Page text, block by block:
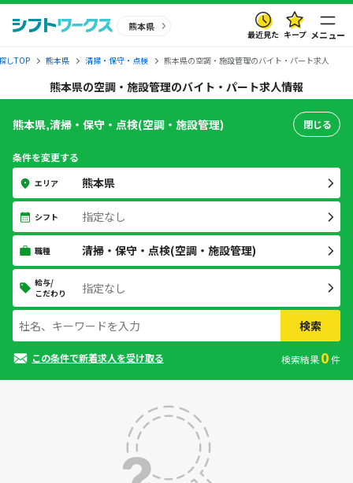
熊本県
最近見た キープ メニュー
しTOP 熊本県 清掃・保守・点検 熊本県の空調・施設管理のバイト・パート求人
熊本県の空調・施設管理のバイト・パート求人情報
熊本県,清掃・保守・点検(空調・施設管理) 閉じる
条件を変更する
エリア 熊本県
シフト 指定なし
職種 清掃・保守・点検(空調・施設管理)
給与/
こだわり
指定なし
検索
この条件で新着求人を受け取る 検索結果0件